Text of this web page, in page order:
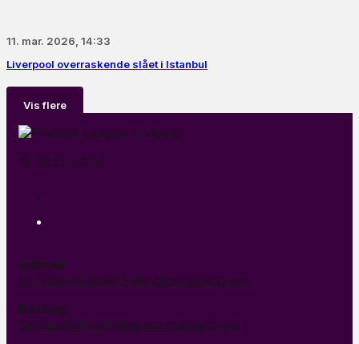
11. mar. 2026, 14:33
Liverpool overraskende slået i Istanbul
Vis flere
© 2025-2026
Indhold
NyhederKlubberStillingKampprogram
Betting
SpiltipsBettingTelegram oddsgruppe